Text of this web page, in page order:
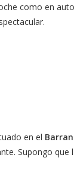
como en
en el
Supongo